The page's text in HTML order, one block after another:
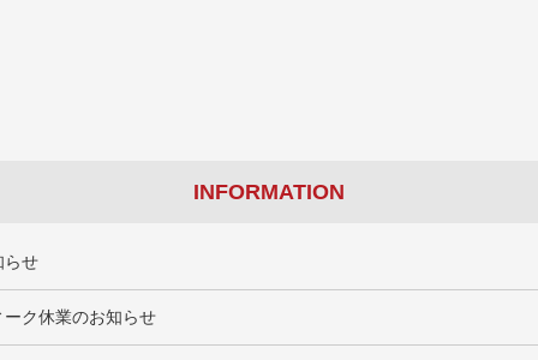
INFORMATION
らせ
ク休業のお知らせ